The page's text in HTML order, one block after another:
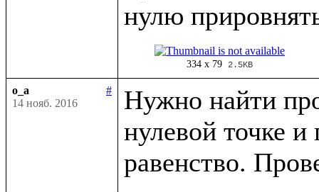
334 x 79 2.5KB
o_a
#
14 нояб. 2016
Нужно найти
нулевой точке и